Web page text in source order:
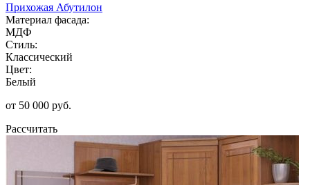
Прихожая Абутилон
Материал фасада:
МДФ
Стиль:
Классический
Цвет:
Белый
от 50 000 руб.
Рассчитать